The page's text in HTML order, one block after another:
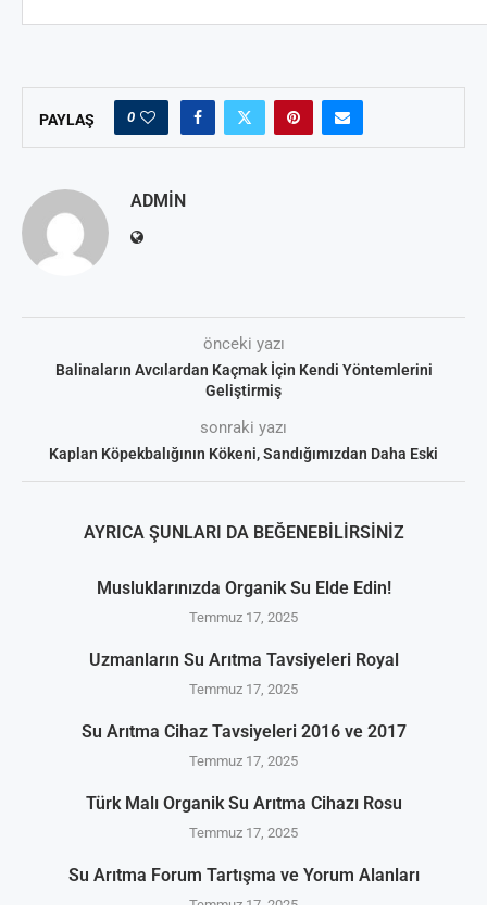
PAYLAŞ 0
ADMIN
önceki yazı
Balinaların Avcılardan Kaçmak İçin Kendi Yöntemlerini
Geliştirmiş
sonraki yazı
Kaplan Köpekbalığının Kökeni, Sandığımızdan Daha Eski
AYRICA ŞUNLARI DA BEĞENEBILIRSINIZ
Musluklarınızda Organik Su Elde Edin!
Temmuz 17, 2025
Uzmanların Su Arıtma Tavsiyeleri Royal
Temmuz 17, 2025
Su Arıtma Cihaz Tavsiyeleri 2016 ve 2017
Temmuz 17, 2025
Türk Malı Organik Su Arıtma Cihazı Rosu
Temmuz 17, 2025
Su Arıtma Forum Tartışma ve Yorum Alanları